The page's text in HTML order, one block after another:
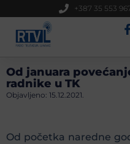
+387 35 553
Od januara
radnike u TK
Objavljeno: 15.12.2021.
Od početka naredne